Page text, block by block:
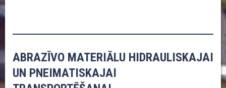
ABRAZĪVO MATERIĀLU HIDRAULISKAJAI
UN PNEIMATISKAJAI